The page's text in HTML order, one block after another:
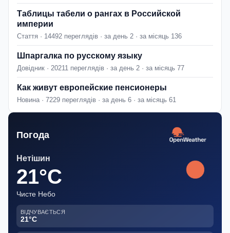
Таблицы табели о рангах в Российской
империи
Стаття · 14492 переглядів · за день 2 · за місяць 136
Шпаргалка по русскому языку
Довідник · 20211 переглядів · за день 2 · за місяць 77
Как живут европейские пенсионеры
Новина · 7229 переглядів · за день 6 · за місяць 61
Погода
Нетішин
21°C
Чисте Небо
ВІДЧУВАЄТЬСЯ
21°C